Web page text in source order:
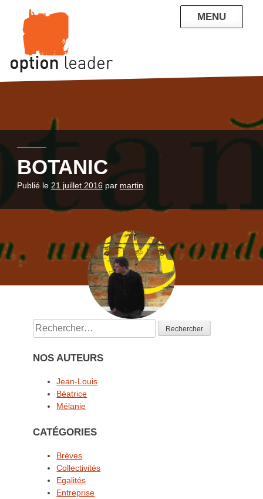
content
MENU
BLOG
BOTANIC
Publié le 21 juillet 2016par martin
Rechercher :
NOS AUTEURS
Jean-Louis
Béatrice
Mélanie
CATÉGORIES
Brèves
Collectivités
Egalités
Entreprise